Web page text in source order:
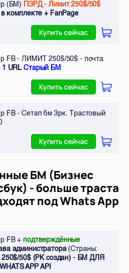
(БМ) ПЗРД - Лимит 250$/50$
комплекте + FanPage
Купить сейчас
FB - ЛИМИТ 250$/50$ - почта
1 URLСтарый БМ
Купить сейчас
FB - Сетап бм 3рк. Трастовый
Купить сейчас
БМ (Бизнес
- больше траста
под Whats App
FB + подтверждённые
администратора(Страны:
50$ (РК создан) - БМ ДЛЯ
APP API